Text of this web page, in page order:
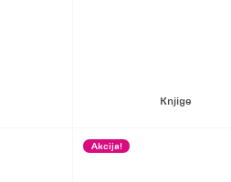
Knjige
Akcija!